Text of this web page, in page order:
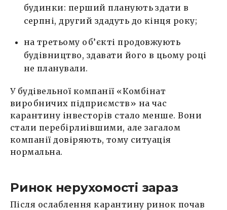
будинки: перший планують здати в
серпні, другий здадуть до кінця року;
на третьому об’єкті продовжують
будівництво, здавати його в цьому році
не планували.
У будівельної компанії «Комбінат
виробничих підприємств» на час
карантину інвесторів стало менше. Вони
стали перебірлиівшими, але загалом
компанії довіряють, тому ситуація
нормальна.
Ринок нерухомості зараз
Після ослаблення карантину ринок почав